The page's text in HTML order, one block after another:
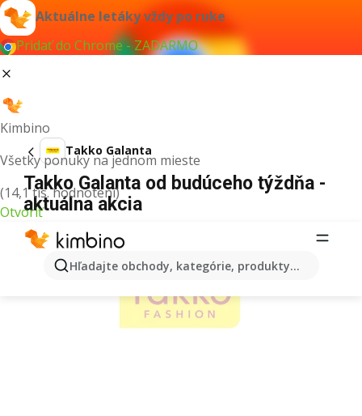
Aktuálne letáky vždy po ruke
Pridať do Chrome - ZADARMO
Kimbino
Všetky ponuky na jednom mieste
(14,1 tis. hodnotení)
Otvoriť
Hľadajte obchody, kategórie, produkty...
Takko Galanta
Takko Galanta od budúceho týždňa -
aktuálna akcia